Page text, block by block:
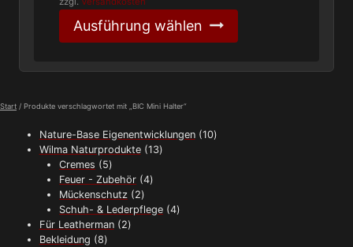
Ausführung wählen
Start / Produkte verschlagwortet mit „BIC Mini Halter“
Nature-Base Eigenentwicklungen 1010
Wilma Naturprodukte 1313
Cremes 55
Produkte
Feuer - Zubehör 44
Mückenschutz 22
Produkte
Schuh- & Lederpflege 44
Für Leatherman 22
Bekleidung 88